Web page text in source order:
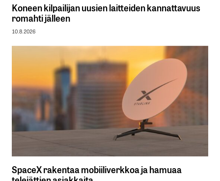
Koneen kilpailijan uusien laitteiden kannattavuus
romahti jälleen
10.8.2026
SpaceX rakentaa mobiiliverkkoa ja hamuaa